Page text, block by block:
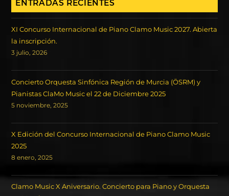
ENTRADAS RECIENTES
XI Concurso Internacional de Piano Clamo Music 2027. Abierta
la inscripción.
3 julio, 2026
Concierto Orquesta Sinfónica Región de Murcia (ÖSRM) y
Pianistas ClaMo Music el 22 de Diciembre 2025
5 noviembre, 2025
X Edición del Concurso Internacional de Piano Clamo Music
2025
8 enero, 2025
Clamo Music X Aniversario. Concierto para Piano y Orquesta